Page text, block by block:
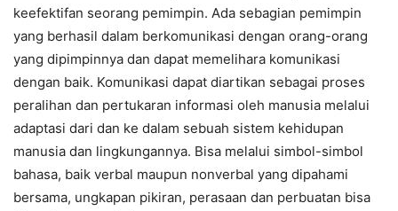
keefektifan seorang pemimpin. Ada sebagian pemimpin
yang berhasil dalam berkomunikasi dengan orang-orang
yang dipimpinnya dan dapat memelihara komunikasi
dengan baik. Komunikasi dapat diartikan sebagai proses
peralihan dan pertukaran informasi oleh manusia melalui
adaptasi dari dan ke dalam sebuah sistem kehidupan
manusia dan lingkungannya. Bisa melalui simbol-simbol
bahasa, baik verbal maupun nonverbal yang dipahami
bersama, ungkapan pikiran, perasaan dan perbuatan bisa